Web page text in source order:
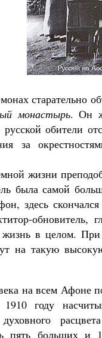
старательно
монастырь. Он
обители
за
жизни
была самой
здесь
обновитель,
жизнь в целом.
на такую
на всем Афоне
году
духовного
пять больших и